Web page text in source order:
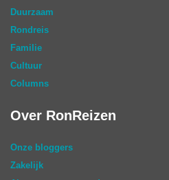
Duurzaam
Rondreis
Familie
Cultuur
Columns
Over RonReizen
Onze bloggers
Zakelijk